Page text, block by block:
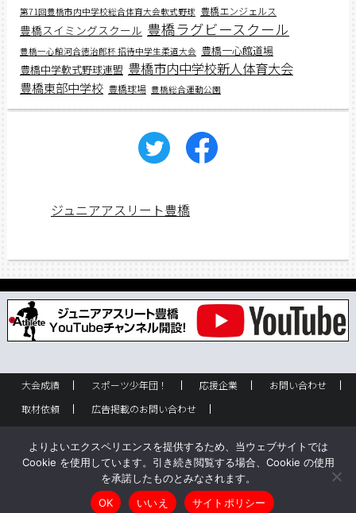
第71回豊橋市内中学校総合体育大会軟式野球 豊橋エンジェルス
豊橋スイミングスクール 豊橋ラグビースクール
豊橋一心館河合徳治郎杯 招待中学生柔道大会 豊橋一心館道場
豊橋中学軟式野球連盟 豊橋市内中学校新人体育大会
豊橋東部中学校 豊橋球場 豊橋総合運動公園
ジュニアアスリート豊橋
大会成績 スポーツ少年団！ 応援企業
お問い合わせ
取材依頼
広告掲載のお問い合わせ
バックナンバー
サイトポリシー
Copyright © ジュニアアスリート豊橋 All rights reserved.
よりよいエクスペリエンスを提供するため、当ウェブサイトでは
Cookie を使用しています。引き続き閲覧する場合、Cookie の使用
を承諾したものとみなされます。
OK
いいえ サイトポリシー